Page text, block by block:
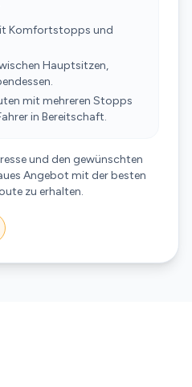
Komfortstopps und
Hauptsitzen,
mit mehreren Stopps
in Bereitschaft.
und den gewünschten
Angebot mit der besten
zu erhalten.